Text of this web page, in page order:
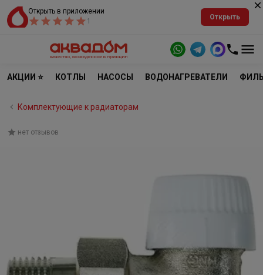
Открыть в приложении
1
Открыть
АКЦИИ ⭐ КОТЛЫ НАСОСЫ ВОДОНАГРЕВАТЕЛИ
Комплектующие к радиаторам
нет отзывов